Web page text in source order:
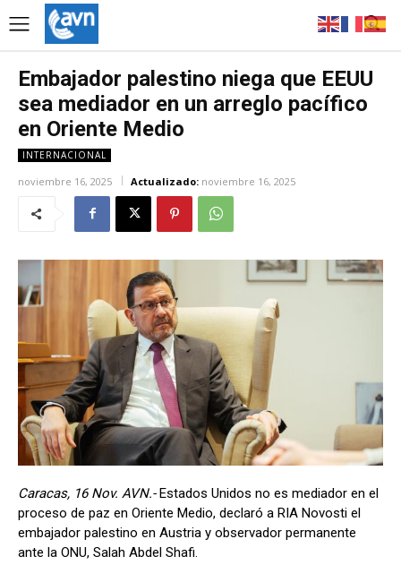
Embajador palestino niega que EEUU
sea mediador en un arreglo pacífico
en Oriente Medio
INTERNACIONAL
noviembre 16, 2025 Actualizado: noviembre 16, 2025
Caracas, 16 Nov. AVN.-Estados Unidos no es mediador en el
proceso de paz en Oriente Medio, declaró a RIA Novosti el
embajador palestino en Austria y observador permanente
ante la ONU, Salah Abdel Shafi.